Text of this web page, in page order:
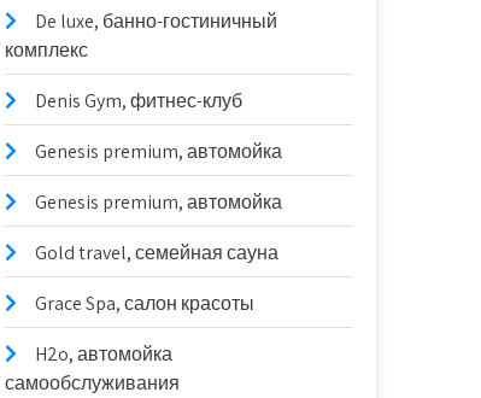
De luxe, банно-гостиничный
комплекс
Denis Gym, фитнес-клуб
Genesis premium, автомойка
Genesis premium, автомойка
Gold travel, семейная сауна
Grace Spa, салон красоты
H2o, автомойка
самообслуживания